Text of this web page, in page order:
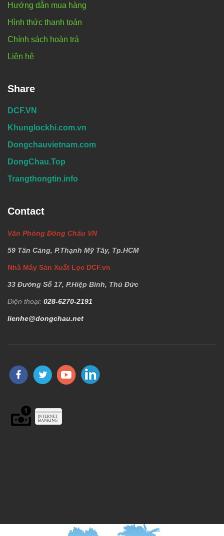
Hướng dẫn mua hàng
Hình thức thanh toán
Chính sách hoàn trả
Liên hệ
Share
DCF.VN
Khunglockhi.com.vn
Dongchauvietnam.com
DongChau.Top
Trangthongtin.info
Contact
Văn Phòng Đông Châu VN
59 Tân Cảng, P.Thạnh Mỹ Tây, Tp.HCM
Nhà Máy Sản Xuất Lọc DCF.vn
33 Đường Số 17, P.Hiệp Bình, Thủ Đức
Điện thoại: 028-6270-2191
lienhe@dongchau.net